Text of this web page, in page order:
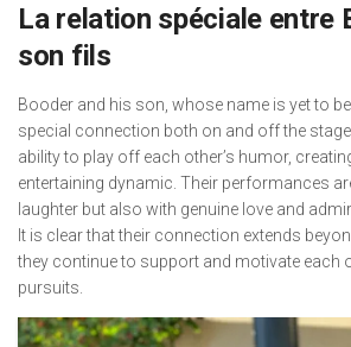
La relation spéciale entre
son fils
Booder and his son, whose name is yet to
special connection both on and off the
ability to play off each other’s humor,
entertaining dynamic. Their performances
laughter but also with genuine love and
It is clear that their connection extends
they continue to support and motivate each
pursuits.